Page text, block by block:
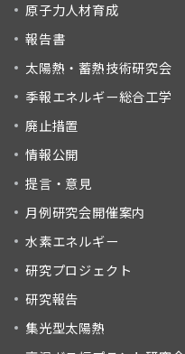
原子力人材育成
報告書
太陽熱・蓄熱技術研究会
季報エネルギー総合工学
廃止措置
情報公開
提言・意見
月例研究会開催案内
水素エネルギー
研究プロジェクト
研究報告
集光型太陽熱